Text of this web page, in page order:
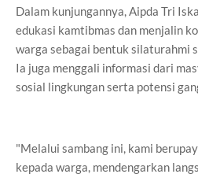
Dalam kunjungannya, Aipda Tri
edukasi kamtibmas dan menjalin
warga sebagai bentuk silaturahmi
Ia juga menggali informasi dari
sosial lingkungan serta potensi
"Melalui sambang ini, kami
kepada warga, mendengarkan